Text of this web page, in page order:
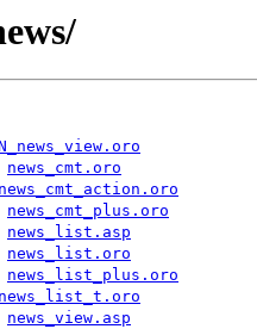
news_cmt.oro
news_cmt_action.oro
news_cmt_plus.oro
news_list.asp
news_list.oro
news_list_plus.oro
news_list_t.oro
news_view.asp